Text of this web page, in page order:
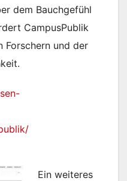
dem Bauchgefühl
CampusPublik
Forschern und der
Ein weiteres